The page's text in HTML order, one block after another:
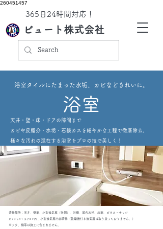
260451457
ビュート株式会社
​365日24時間対応！
​浴室
浴室タイルにたまった水垢、カビなどきれいに。
天井・壁・床・ドアの隙間まで
カビや皮脂分・水垢・石鹸カスを細やかな工程で徹底除去。
様々な汚れの混在する浴室をプロの技で美しく！
清掃箇所：天井、壁面、小型換気扇（外側）、浴槽、混合水栓、床面、ガラス・サッシ
オプション：エプロン内 、 小型換気扇内部清掃（乾燥機付き換気扇は取り扱っておりません。）
​※フタ、桶等は施工に含まれません。